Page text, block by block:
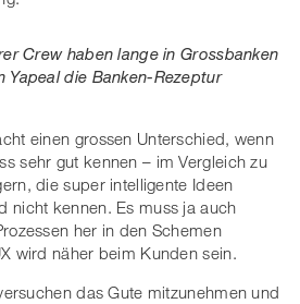
Crew haben lange in Grossbanken
Yapeal die Banken-Rezeptur
einen grossen Unterschied, wenn
sehr gut kennen – im Vergleich zu
die super intelligente Ideen
nicht kennen. Es muss ja auch
her in den Schemen
wird näher beim Kunden sein.
das Gute mitzunehmen und